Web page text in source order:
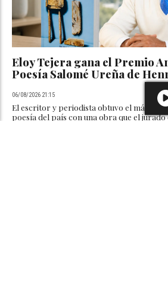
Eloy Tejera gana el Premio
Poesía Salomé Ureña de
06/08/2026 21:15
El escritor y periodista obtuvo el más
poesía del país con una obra que el